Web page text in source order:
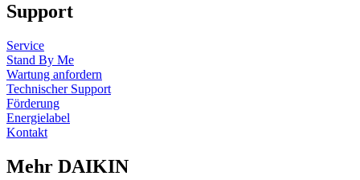
Support
Service
Stand By Me
Wartung anfordern
Technischer Support
Förderung
Energielabel
Kontakt
Mehr DAIKIN